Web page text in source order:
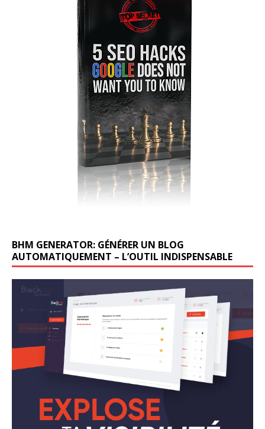
BHM GENERATOR: GÉNÉRER UN BLOG
AUTOMATIQUEMENT – L’OUTIL INDISPENSABLE